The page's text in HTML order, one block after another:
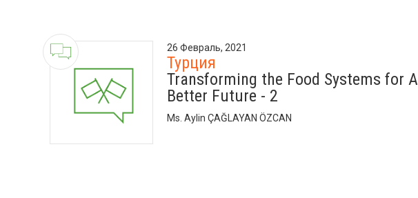
26 Февраль, 2021
Турция
Transforming the Food Systems for A
Better Future - 2
Ms. Aylin ÇAĞLAYAN ÖZCAN